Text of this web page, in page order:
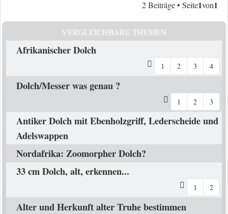
2 Beiträge • Seite1von1
VERGLEICHBARE THEMEN
Afrikanischer Dolch
1 2 3 4
Dolch/Messer was genau ?
1 2 3
Antiker Dolch mit Ebenholzgriff, Lederscheide und
Adelswappen
Nordafrika: Zoomorpher Dolch?
33 cm Dolch, alt, erkennen...
1 2
Alter und Herkunft alter Truhe bestimmen